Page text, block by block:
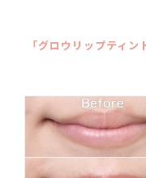
「グロウリップティ